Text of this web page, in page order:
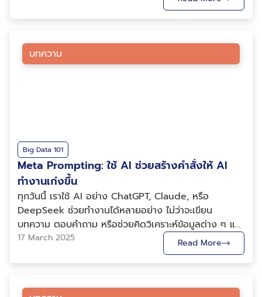
หลายและมีความเป็นส่วนตัวมากขึ้น ผู้ใช้สามารถเข้าถึง
บริการได้ผ่านแอปพลิเคชัน เว็บไซต์ และแชตบอตตลอด 24
จึงเป็นเรื่องที่น่าสนใจ เพราะนอกจากจะสะท้อนถึงพลวัตของ
สังคมมนุษย์แล้ว ยังชี้ให้เห็นถึงศักยภาพของ Big Data
โหราศาสตร์ไทย การคำนวณดวงชะตาจากวันเดือนปีเกิด
การผูกดวง และการพยากรณ์เหตุการณ์สำคัญ ข้อได้เปรียบ
ของแพลตฟอร์มนี้ คือ การนำ ฐานข้อมูลวันเกิด ดวงดาว
และหลักโหราศาสตร์ไทย มาวิเคราะห์แบบอัตโนมัติ ทำให้ผู้
ใช้ได้รับผลการทำนายที่เฉพาะเจาะจงตามข้อมูลส่วนบุคคล
หรือแพลตฟอร์ม ChatGPT แม้ ChatGPT ไม่ได้ถูก
ออกแบบมาเพื่อการดูดวงโดยตรง แต่ผู้ใช้นิยมนำมาเป็น “ผู้
ช่วยดูดวง” ด้วยการพิมพ์คำถาม เช่น การทำนายความรัก
การงาน หรือโชคลาภ ด้วยเทคนิคการ ประมวลผลภาษา
AI สามารถตอบสนองต่อคำถามในลักษณะการสนทนาได้
ประมวลผลภาษาธรรมชาติ หรือ NLP เพื่อให้โมเดลภาษา
เรียนรู้ภาษาของมนุษย์ และนำไปสร้างผลลัพธ์ให้เหมือน
นำเทคโนโลยีไปประยุกต์ใช้ในธุรกิจได้ NLP หรือ Natural
Language Processing คือศาสตร์แขนงหนึ่งของ
บ้าง? NLP ช่วยให้คอมพิวเตอร์สามารถทำงานที่เกี่ยวข้อง
กับภาษาของมนุษย์ได้หลากหลาย เช่น การนำ NLP มาใช้ใน
การทำธุรกิจ ด้วยการพัฒนาอย่างต่อเนื่อง NLP กำลังเข้า
มามีบทบาทสำคัญในการปรับเปลี่ยนรูปแบบการดำเนินธุรกิจ
ในหลากหลายด้าน โดยสามารถนำ NLP มาใช้งานได้หลาย
อย่างผ่านเครื่องมือต่าง ๆ ทั้งในมุมของการเพิ่ม
ประสิทธิภาพการทำงาน การบริการลูกค้า และการเก็บข้อมูล
เชิงลึก ซึ่งในส่วนนี้จะยกตัวอย่างการนำ NLP ไปใช้ในธุรกิจ
5 ด้านด้วยกันดังนี้ NLP จะทำหน้าที่เป็นผู้ช่วยเสมือน โดย
เช่น การนำ Chatbots มาใช้ตอบคำถามและช่วยเหลือลูกค้า
บทความ
Big Data 101
Meta Prompting: ใช้ AI ช่วยสร้างคำสั่งให้ AI
ทำงานเก่งขึ้น
ทุกวันนี้ เราใช้ AI อย่าง ChatGPT, Claude, หรือ
DeepSeek ช่วยทำงานได้หลายอย่าง ไม่ว่าจะเขียน
บทความ ตอบคำถาม หรือช่วยคิดวิเคราะห์ข้อมูลต่าง ๆ แต่
การจะ “สั่ง” Artificial Inteligence (AI) ให้ทำงานได้ตรง
ใจนั้นไม่ใช่เรื่องง่าย เพราะบางที AI ก็ให้คำตอบที่ไม่ตรงตาม
ความต้องการ ทำให้เราต้องเสียเวลาแก้คำสั่งซ้ำไปซ้ำมา ซึ่ง
17 March 2025 Read More